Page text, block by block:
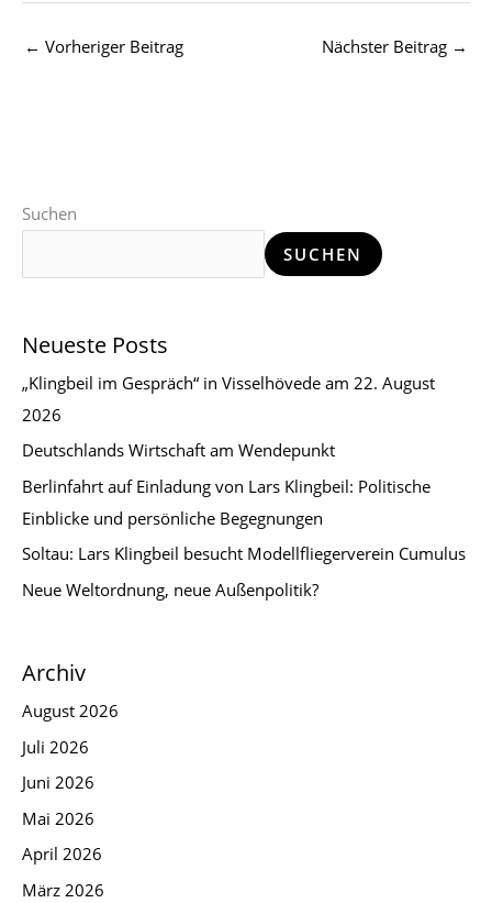
← Vorheriger Beitrag Nächster Beitrag →
Suchen
SUCHEN
Neueste Posts
„Klingbeil im Gespräch“ in Visselhövede am 22. August
2026
Deutschlands Wirtschaft am Wendepunkt
Berlinfahrt auf Einladung von Lars Klingbeil: Politische
Einblicke und persönliche Begegnungen
Soltau: Lars Klingbeil besucht Modellfliegerverein Cumulus
Neue Weltordnung, neue Außenpolitik?
Archiv
August 2026
Juli 2026
Juni 2026
Mai 2026
April 2026
März 2026